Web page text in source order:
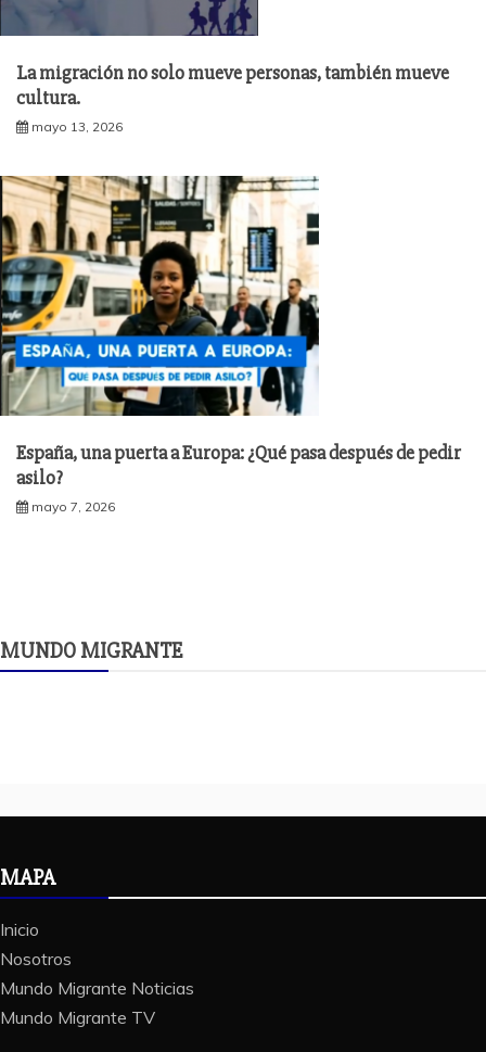
La migración no solo mueve personas, también mueve
cultura.
mayo 13, 2026
España, una puerta a Europa: ¿Qué pasa después de pedir
asilo?
mayo 7, 2026
MUNDO MIGRANTE
MAPA
Inicio
Nosotros
Mundo Migrante Noticias
Mundo Migrante TV